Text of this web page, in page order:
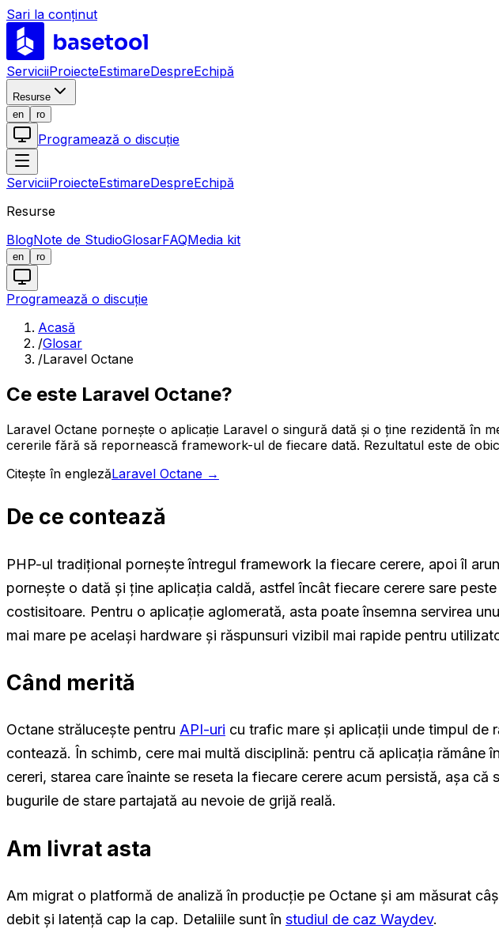
Sari la conținut
ServiciiProiecteEstimareDespreEchipă
Resurse
en
ro
Programează o discuție
ServiciiProiecteEstimareDespreEchipă
Resurse
BlogNote de StudioGlosarFAQMedia kit
en ro
Programează o discuție
Acasă
/Glosar
/Laravel Octane
Ce este Laravel Octane?
Laravel Octane pornește o aplicație Laravel o singură dată și o ține rezidentă
cererile fără să repornească framework-ul de fiecare dată. Rezultatul este de
Citește în englezăLaravel Octane →
De ce contează
PHP-ul tradițional pornește întregul framework la fiecare cerere, apoi îl
pornește o dată și ține aplicația caldă, astfel încât fiecare cerere sare
costisitoare. Pentru o aplicație aglomerată, asta poate însemna servirea
mai mare pe același hardware și răspunsuri vizibil mai rapide pentru
Când merită
Octane strălucește pentru API-uri cu trafic mare și aplicații unde timpul de
contează. În schimb, cere mai multă disciplină: pentru că aplicația rămâne
cereri, starea care înainte se reseta la fiecare cerere acum persistă, așa că
bugurile de stare partajată au nevoie de grijă reală.
Am livrat asta
Am migrat o platformă de analiză în producție pe Octane și am măsurat
debit și latență cap la cap. Detaliile sunt în studiul de caz Waydev.